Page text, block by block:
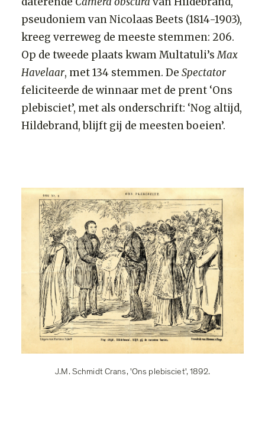
pseudoniem van Nicolaas Beets (1814-1903),
kreeg verreweg de meeste stemmen: 206.
Op de tweede plaats kwam Multatuli’sMax
Havelaar, met 134 stemmen. De Spectator
feliciteerde de winnaar met de prent ‘Ons
plebisciet’, met als onderschrift: ‘Nog altijd,
Hildebrand, blijft gij de meesten boeien’.
J.M. Schmidt Crans, 'Ons plebisciet', 1892.